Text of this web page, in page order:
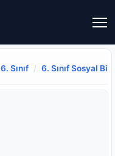
6. Sınıf / 6. Sınıf Sosyal